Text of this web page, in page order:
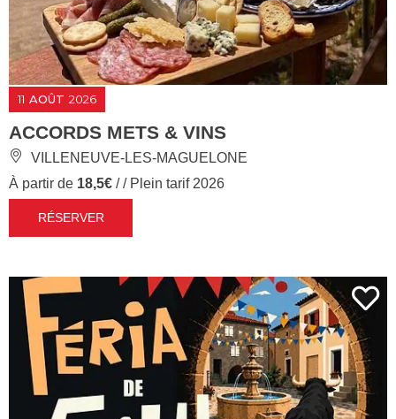
11 AOÛT 2026
ACCORDS METS & VINS
VILLENEUVE-LES-MAGUELONE
À partir de 18,5€ / / Plein tarif 2026
RÉSERVER